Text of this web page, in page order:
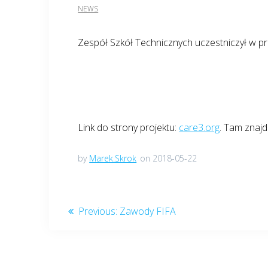
NEWS
Zespół Szkół Technicznych uczestniczył w
Link do strony projektu: care3.org. Tam
by Marek.Skrok on 2018-05-22
Nawigacja
Previous: Previous
Zawody FIFA